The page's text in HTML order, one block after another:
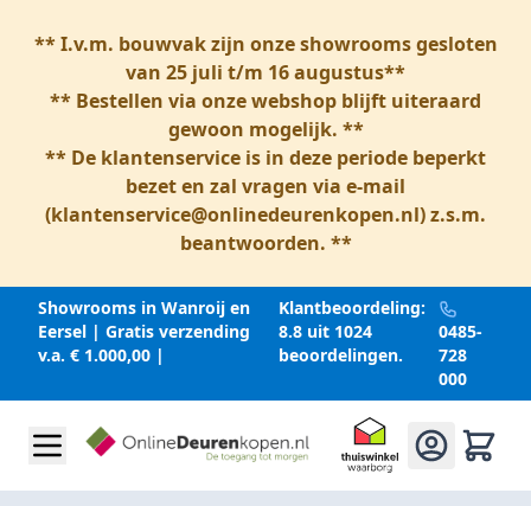
** I.v.m. bouwvak zijn onze showrooms gesloten
van 25 juli t/m 16 augustus**
** Bestellen via onze webshop blijft uiteraard
gewoon mogelijk. **
** De klantenservice is in deze periode beperkt
bezet en zal vragen via e-mail
(klantenservice@onlinedeurenkopen.nl) z.s.m.
beantwoorden. **
Showrooms in Wanroij en
Eersel | Gratis verzending
v.a. € 1.000,00 |
Klantbeoordeling:
8.8 uit 1024
beoordelingen.
0485-
728
000